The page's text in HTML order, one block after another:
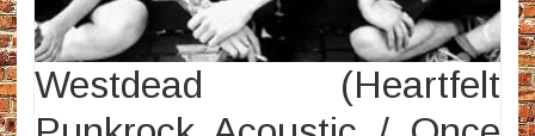
Westdead (Heartfelt